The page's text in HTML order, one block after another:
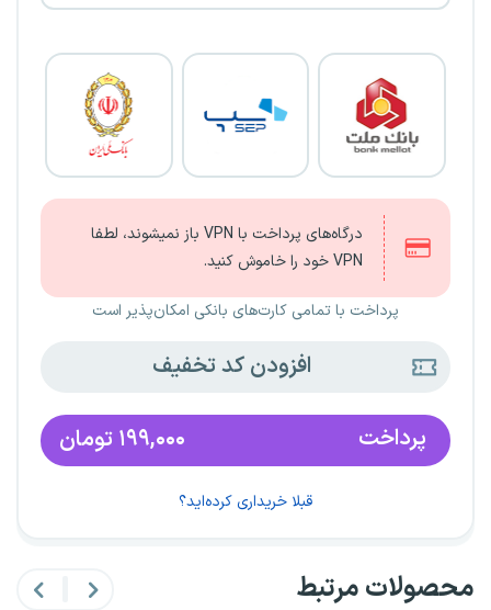
درگاه‌های پرداخت با VPN باز نمیشوند، لطفا
VPN خود را خاموش کنید.
پرداخت با تمامی کارت‌های بانکی امکان‌پذیر است
افزودن کد تخفیف
پرداخت ۱۹۹,۰۰۰ تومان
قبلا خریداری کرده‌اید؟
محصولات مرتبط